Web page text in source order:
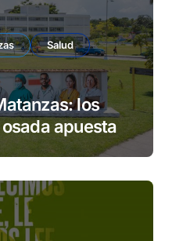
Salud
los
apuesta